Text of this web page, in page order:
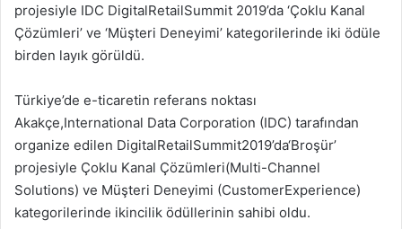
projesiyle IDC DigitalRetailSummit 2019’da ‘Çoklu Kanal
Çözümleri’ ve ‘Müşteri Deneyimi’ kategorilerinde iki ödüle
birden layık görüldü.
Türkiye’de e-ticaretin referans noktası
Akakçe,International Data Corporation (IDC) tarafından
organize edilen DigitalRetailSummit2019’da‘Broşür’
projesiyle Çoklu Kanal Çözümleri(Multi-Channel
Solutions) ve Müşteri Deneyimi (CustomerExperience)
kategorilerinde ikincilik ödüllerinin sahibi oldu.